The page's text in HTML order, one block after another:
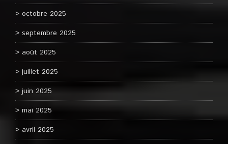
octobre 2025
septembre 2025
août 2025
juillet 2025
juin 2025
mai 2025
avril 2025